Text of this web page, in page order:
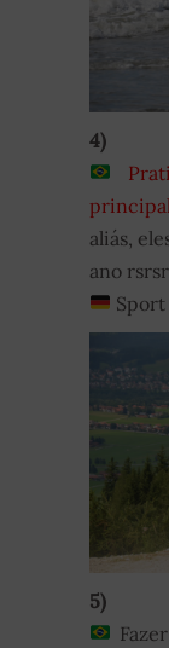
4)
aliás,
ano
5)